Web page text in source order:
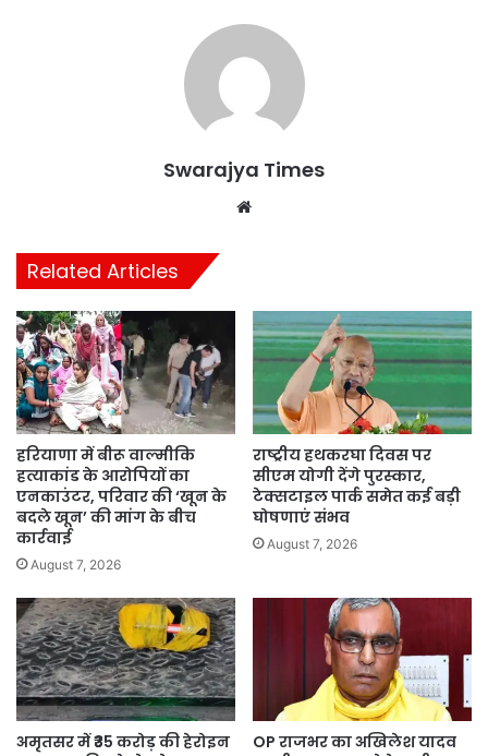
Swarajya Times
Related Articles
हरियाणा में बीरू वाल्मीकि
हत्याकांड के आरोपियों का
एनकाउंटर, परिवार की ‘खून के
बदले खून’ की मांग के बीच
कार्रवाई
August 7, 2026
राष्ट्रीय हथकरघा दिवस पर
सीएम योगी देंगे पुरस्कार,
टेक्सटाइल पार्क समेत कई बड़ी
घोषणाएं संभव
August 7, 2026
अमृतसर में ₹35 करोड़ की हेरोइन
OP राजभर का अखिलेश यादव